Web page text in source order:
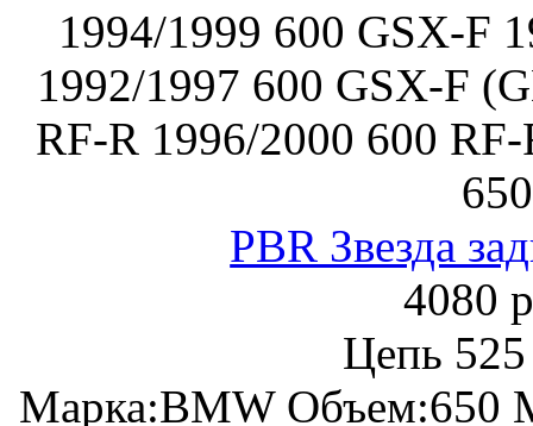
1994/1999 600 GSX-F
1992/1997 600 GSX-F
RF-R 1996/2000 600
650
PBR Звезда
4080
Цепь 525
Марка:BMW Объем:650